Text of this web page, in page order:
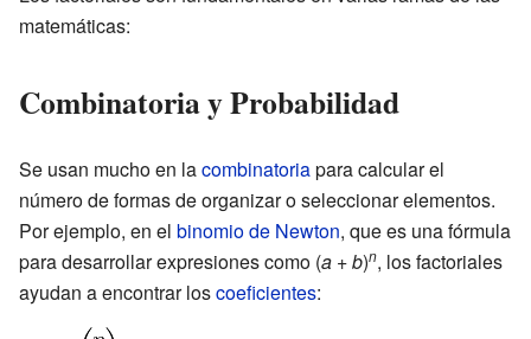
matemáticas:
Combinatoria y Probabilidad
Se usan mucho en lacombinatoriapara calcular el
número de formas de organizar o seleccionar elementos.
Por ejemplo, en el binomio de Newton, que es una fórmula
para desarrollar expresiones como (a +b)n, los factoriales
ayudan a encontrar loscoeficientes: